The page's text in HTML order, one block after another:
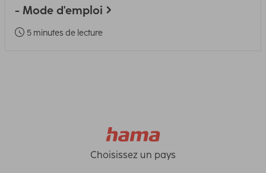
- Mode d'emploi
5 minutes de lecture
Choisissez un pays